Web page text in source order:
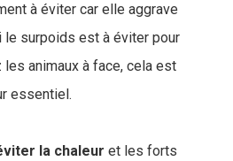
à éviter car elle aggrave
le surpoids est à éviter pour
animaux à face, cela est
essentiel.
la chaleur et les forts